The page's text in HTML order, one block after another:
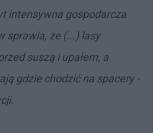
intensywna gospodarcza
sprawia, że (...) lasy
suszą i upałem, a
gdzie chodzić na spacery -